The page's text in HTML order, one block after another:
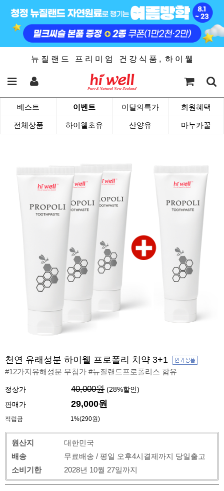
뉴 질 랜 드 프 리 미 엄 건 강 식 품 , 하 이 웰
베스트 이벤트 이달의특가 회원혜택
전체상품 하이웰초유 산양유 마누카꿀
천연 유래성분 하이웰 프로폴리 치약 3+1
#12가지유해성분 무첨가 #뉴질랜드프로폴리스 함유
정상가 40,000원 (28%할인)
판매가
29,000원
적립금 1%(290원)
원산지
대한민국
배송
무료배송 / 평일 오후4시결제까지 당일출고
소비기한
2028년 10월 27일까지